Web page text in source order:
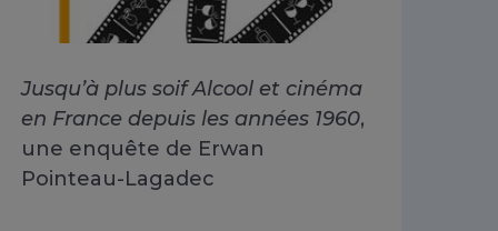
Jusqu’à plus soif Alcool et cinéma
en France depuis les années 1960,
une enquête de Erwan
Pointeau-Lagadec